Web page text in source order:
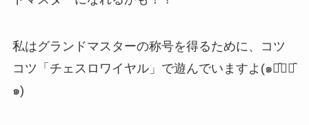
私はグランドマスターの称号を得るために、コツ
コツ「チェスロワイヤル」で遊んでいますよ(๑･̑◡･̑
๑)